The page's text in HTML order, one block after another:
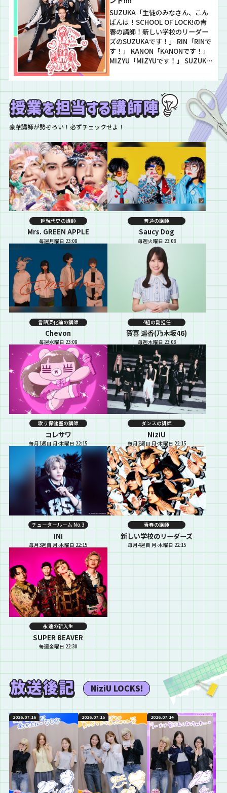
SUZUKA「生徒のみなさん、こん
ばんは！SCHOOL OF LOCK!の青
春の講師！新しい学校のリーダー
ズのSUZUKAです！」 RIN「RINで
す！」 KANON「KANONです！」
MIZYU「MIZYUです！」 SUZUKA
たが、新しい学校のリーダーズのN
EWアルバム『From Tokyo wit
h…
豪華講師が勢ぞろい！必ずチェックせよ！
超現代史の講師
Mrs. GREEN APPLE
毎週月曜日 23:08
普通の講師
Saucy Dog
毎週火曜日 23:08
言語深化論の講師
Chevon
毎週水曜日 23:08
4組の副担任
賀喜 遥香(乃木坂46)
毎週木曜日 23:08
歌う保健室の講師
コレサワ
毎月1週目 月-木曜日 22:15
ダンスの講師
NiziU
毎月2週目 月-木曜日 22:15
チュータールーム No.3
INI
毎月3週目 月-木曜日 22:15
青春の講師
新しい学校のリーダーズ
毎月4週目 月-木曜日 22:15
永遠の新入生
SUPER BEAVER
毎週金曜日 22:30
NiziU LOCKS!
2026.07.16 2026.07.15 2026.07.14